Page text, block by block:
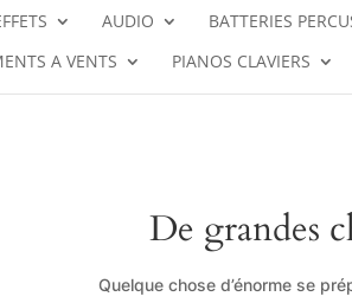
AUDIO BATTERIES
A VENTS
PIANOS CLAVIERS
De grandes
Quelque chose d’énorme se